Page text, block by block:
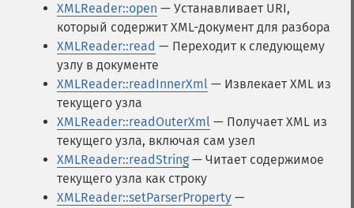
XMLReader::open — Устанавливает URI,
который содержит XML-документ для разбора
XMLReader::read — Переходит к следующему
узлу в документе
XMLReader::readInnerXml — Извлекает XML из
текущего узла
XMLReader::readOuterXml — Получает XML из
текущего узла, включая сам узел
XMLReader::readString — Читает содержимое
текущего узла как строку
XMLReader::setParserProperty —